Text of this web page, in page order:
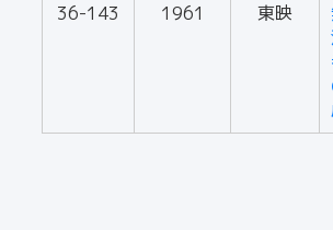
36-143 1961 東映